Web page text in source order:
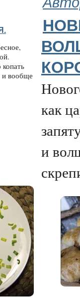
копать
и вообще
как
и